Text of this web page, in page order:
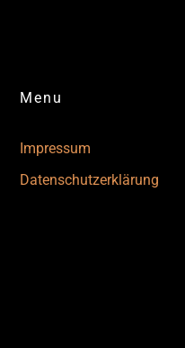
Menu
Impressum
Datenschutzerklärung